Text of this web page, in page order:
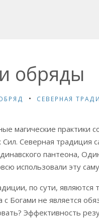
обряды
СЕВЕРНАЯ
магические
Северная традиция
пантеона,
использовали эту
по сути, являются
Богами не является
Эффективность